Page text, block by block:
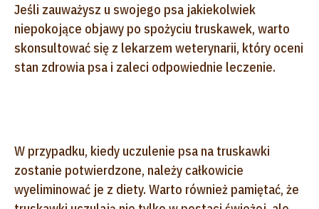
Jeśli zauważysz u swojego psa jakiekolwiek
niepokojące objawy po spożyciu truskawek, warto
skonsultować się z lekarzem weterynarii, który oceni
stan zdrowia psa i zaleci odpowiednie leczenie.
W przypadku, kiedy uczulenie psa na truskawki
zostanie potwierdzone, należy całkowicie
wyeliminować je z diety. Warto również pamiętać, że